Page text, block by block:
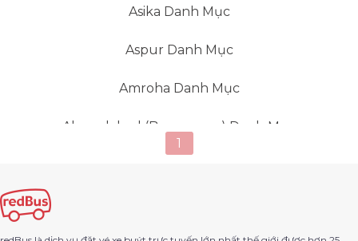
Asika Danh Mục
Aspur Danh Mục
Amroha Danh Mục
Ahmedabad (Bapunagar) Danh Mục
1